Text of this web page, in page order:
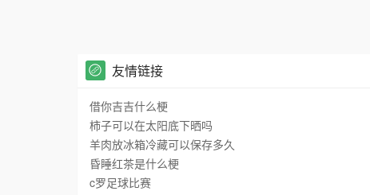
友情链接
借你吉吉什么梗
柿子可以在太阳底下晒吗
羊肉放冰箱冷藏可以保存多久
昏睡红茶是什么梗
c罗足球比赛